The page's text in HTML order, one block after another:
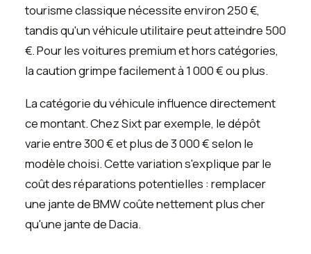
tourisme classique nécessite environ 250 €,
tandis qu'un véhicule utilitaire peut atteindre 500
€. Pour les voitures premium et hors catégories,
la caution grimpe facilement à 1 000 € ou plus.
La catégorie du véhicule influence directement
ce montant. Chez Sixt par exemple, le dépôt
varie entre 300 € et plus de 3 000 € selon le
modèle choisi. Cette variation s'explique par le
coût des réparations potentielles : remplacer
une jante de BMW coûte nettement plus cher
qu'une jante de Dacia.